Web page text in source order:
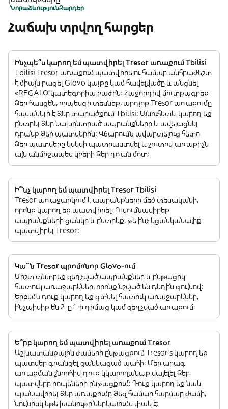
ՆորաձևությունԶարդեր
Հաճախ տրվող հարցեր
Ինչպե՞ս կարող եմ պատվիրել Tresor առաքում Tbilisi
Tbilisi Tresor առաքում պատվիրելու համար անհրաժեշտ
է միայն բացել Glovo կայքը կամ հավելվածը և անցնել
«REGALO”կատեգորիա բաժին: Հաջորդիվ մուտքագրեք
Ձեր հասցեն, որպեսզի տեսնեք, արդյոք Tresor առաքումը
հասանելի է Ձեր տարածքում Tbilisi: Այնուհետև կարող եք
ընտրել Ձեր նախընտրած ապրանքները և ավելացնել
դրանք Ձեր պատվերին: Վճարումն ավարտելուց հետո
Ձեր պատվերը կսկսի պատրաստվել և շուտով առաքիչն
այն անմիջապես կբերի Ձեր դռան մոտ:
Ի՞նչ կարող եմ պատվիրել Tresor Tbilisi
Tresor առաջարկում է ապրանքների մեծ տեսականի,
որոնք կարող եք պատվիրել: Ուսումնասիրեք
ապրանքների ցանկը և ընտրեք, թե ինչ կցանկանայիք
պատվիրել Tresor:
Կա՞ն Tresor պրոմոնոր Glovo-ում
Միշտ փնտրեք զեղչված ապրանքներ և ընթացիկ
հատուկ առաջարկներ, որոնք նշված են դեղին գույնով:
Երբեմն դուք կարող եք գտնել հատուկ առաջարկներ,
ինչպիսիք են 2-ը 1-ի դիմաց կամ զեղչված առաքում:
Ե՞րբ կարող եմ պատվիրել առաքում Tresor
Աշխատանքային ժամերի ընթացքում Tresor’s կարող եք
պատվեր գրանցել ցանկացած պահի: Մեր արագ
առաքման շնորհիվ դուք կկարողանաք վայելել Ձեր
պատվերը րոպեների ընթացքում: Դուք կարող եք նաև
պլանավորել Ձեր առաքումը Ձեզ համար հարմար ժամի,
նույնիսկ եթե խանութը ներկայումս փակ է: